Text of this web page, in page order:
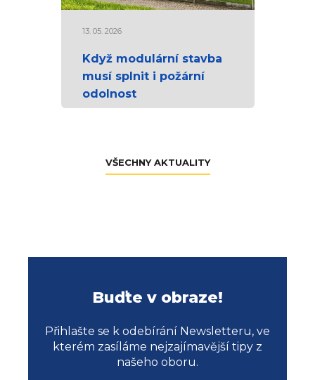
13. 05. 2026
Když modulární stavba
musí splnit i požární
odolnost
VŠECHNY AKTUALITY
Buďte v obraze!
Přihlašte se k odebírání Newsletteru, ve
kterém zasíláme nejzajímavější tipy z
našeho oboru.